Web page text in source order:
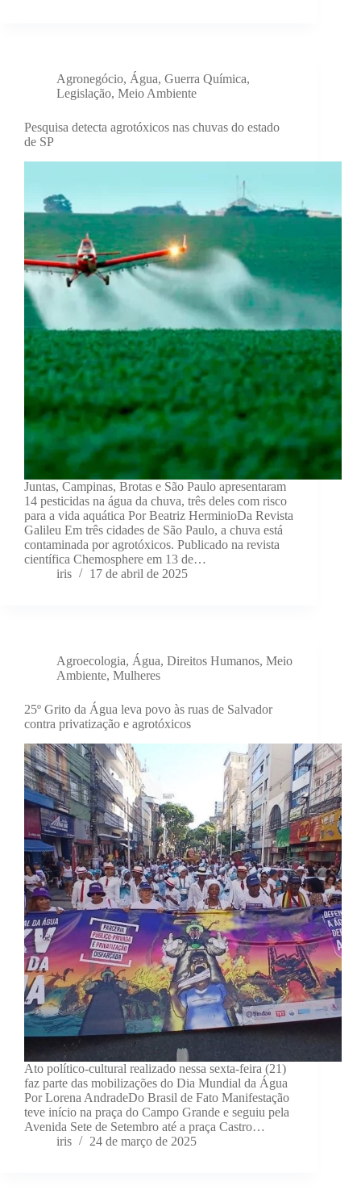
Agronegócio, Água, Guerra Química,
Legislação, Meio Ambiente
Pesquisa detecta agrotóxicos nas chuvas do estado
de SP
Juntas, Campinas, Brotas e São Paulo apresentaram
14 pesticidas na água da chuva, três deles com risco
para a vida aquática Por Beatriz HerminioDa Revista
Galileu Em três cidades de São Paulo, a chuva está
contaminada por agrotóxicos. Publicado na revista
científica Chemosphere em 13 de…
iris
17 de abril de 2025
Agroecologia, Água, Direitos Humanos, Meio
Ambiente, Mulheres
25º Grito da Água leva povo às ruas de Salvador
contra privatização e agrotóxicos
Ato político-cultural realizado nessa sexta-feira (21)
faz parte das mobilizações do Dia Mundial da Água
Por Lorena AndradeDo Brasil de Fato Manifestação
teve início na praça do Campo Grande e seguiu pela
Avenida Sete de Setembro até a praça Castro…
iris
24 de março de 2025